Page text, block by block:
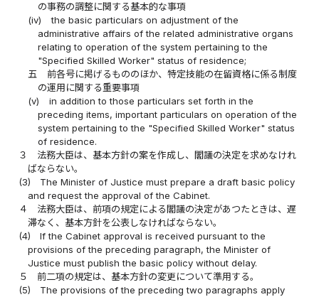
の事務の調整に関する基本的な事項
(iv)
the basic particulars on adjustment of the
administrative affairs of the related administrative organs
relating to operation of the system pertaining to the
"Specified Skilled Worker" status of residence;
五
前各号に掲げるもののほか、特定技能の在留資格に係る制度
の運用に関する重要事項
(v)
in addition to those particulars set forth in the
preceding items, important particulars on operation of the
system pertaining to the "Specified Skilled Worker" status
of residence.
３
法務大臣は、基本方針の案を作成し、閣議の決定を求めなけれ
ばならない。
(3)
The Minister of Justice must prepare a draft basic policy
and request the approval of the Cabinet.
４
法務大臣は、前項の規定による閣議の決定があつたときは、遅
滞なく、基本方針を公表しなければならない。
(4)
If the Cabinet approval is received pursuant to the
provisions of the preceding paragraph, the Minister of
Justice must publish the basic policy without delay.
５
前二項の規定は、基本方針の変更について準用する。
(5)
The provisions of the preceding two paragraphs apply